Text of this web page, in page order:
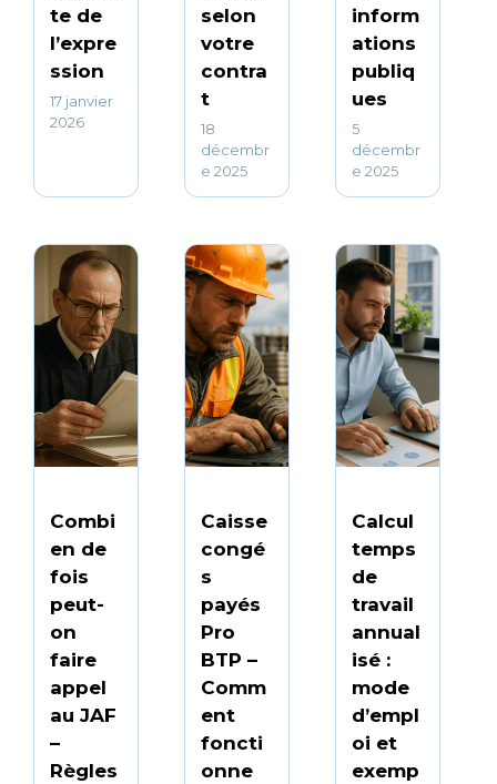
te de
l’expre
ssion
17 janvier
2026
selon
votre
contra
t
18
décembr
e 2025
inform
ations
publiq
ues
5
décembr
e 2025
Combi
en de
fois
peut-
on
faire
appel
au JAF
–
Règles
Caisse
congé
s
payés
Pro
BTP –
Comm
ent
foncti
onne
Calcul
temps
de
travail
annual
isé :
mode
d’empl
oi et
exemp